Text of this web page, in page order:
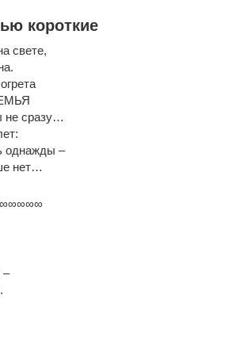
короткие
свете,
не сразу…
однажды –
нет…
–